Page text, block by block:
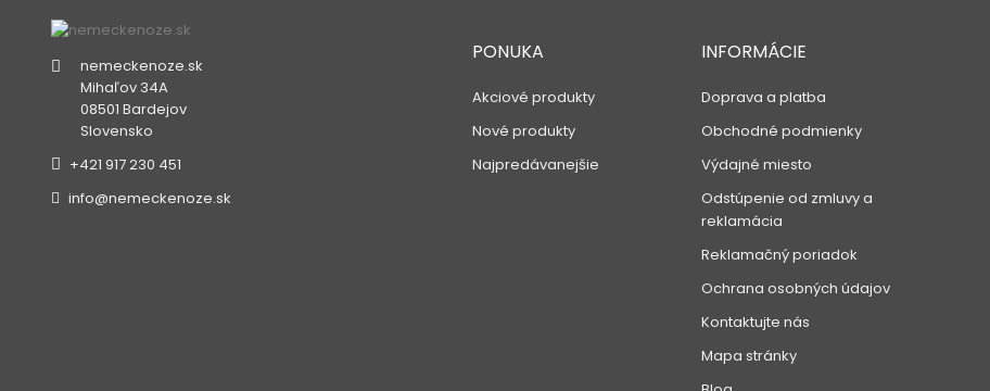
nemeckenoze.sk
Mihaľov 34A
08501 Bardejov
Slovensko
+421 917 230 451
info@nemeckenoze.sk
PONUKA
Akciové produkty
Nové produkty
Najpredávanejšie
INFORMÁCIE
Doprava a platba
Obchodné podmienky
Výdajné miesto
Odstúpenie od zmluvy a
reklamácia
Reklamačný poriadok
Ochrana osobných údajov
Kontaktujte nás
Mapa stránky